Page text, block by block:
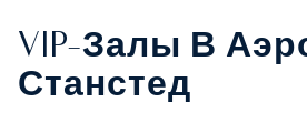
VIP-Залы В
Станстед